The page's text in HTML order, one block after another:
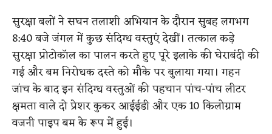
सुरक्षा बलों ने सघन तलाशी अभियान के दौरान सुबह लगभग
8:40 बजे जंगल में कुछ संदिग्ध वस्तुएं देखीं। तत्काल कड़े
सुरक्षा प्रोटोकॉल का पालन करते हुए पूरे इलाके की घेराबंदी की
गई और बम निरोधक दस्ते को मौके पर बुलाया गया। गहन
जांच के बाद इन संदिग्ध वस्तुओं की पहचान पांच-पांच लीटर
क्षमता वाले दो प्रेशर कुकर आईईडी और एक 10 किलोग्राम
वजनी पाइप बम के रूप में हुई।